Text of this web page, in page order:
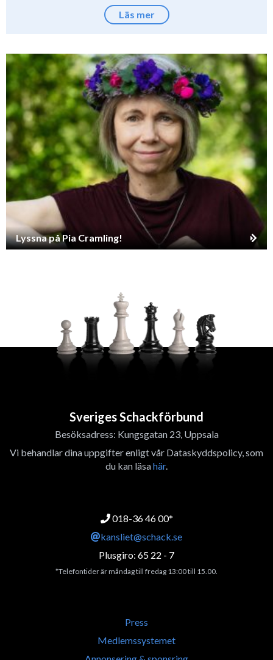
Läs mer
Lyssna på Pia Cramling!
Sveriges Schackförbund
Besöksadress: Kungsgatan 23, Uppsala
Vi behandlar dina uppgifter enligt vår Dataskyddspolicy, som
du kan läsahär.
018-36 46 00*
kansliet@schack.se
Plusgiro: 65 22 - 7
*Telefontider är måndag till fredag 13:00 till 15.00.
Press
Medlemssystemet